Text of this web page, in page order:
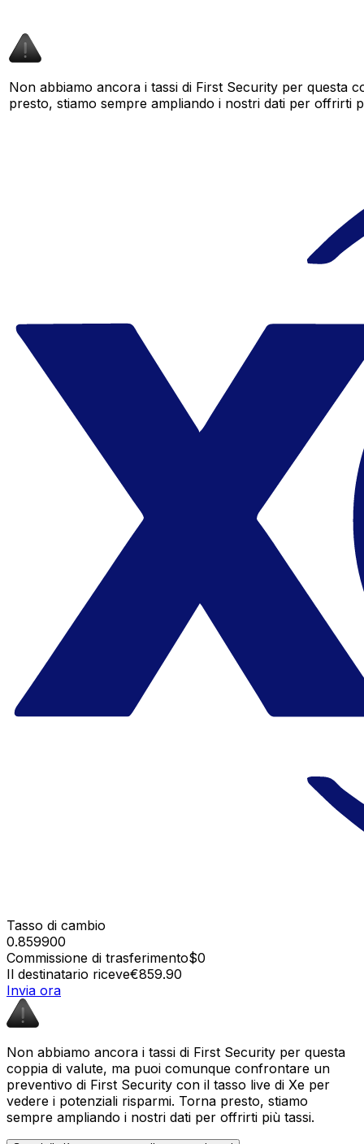
Non abbiamo ancora i tassi di First Security per questa
presto, stiamo sempre ampliando i nostri dati per offrirti
Tasso di cambio
0.859900
Commissione di trasferimento$0
Il destinatario riceve€859.90
Invia ora
Non abbiamo ancora i tassi di First Security per questa
coppia di valute, ma puoi comunque confrontare un
preventivo di First Security con il tasso live di Xe per
vedere i potenziali risparmi. Torna presto, stiamo
sempre ampliando i nostri dati per offrirti più tassi.